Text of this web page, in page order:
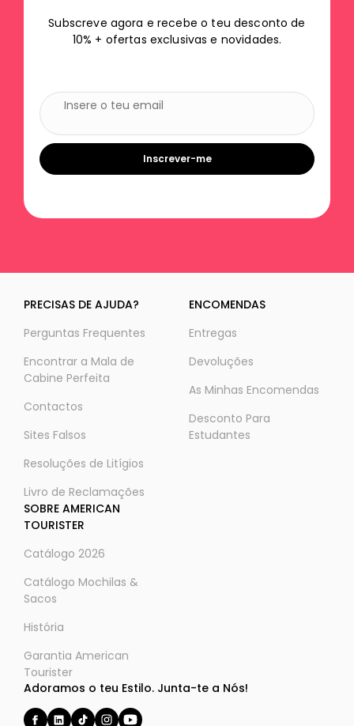
Subscreve agora e recebe o teu desconto de
10% + ofertas exclusivas e novidades.
Inscrever-me
PRECISAS DE AJUDA?
Perguntas Frequentes
Encontrar a Mala de
Cabine Perfeita
Contactos
Sites Falsos
Resoluções de Litígios
Livro de Reclamações
ENCOMENDAS
Entregas
Devoluções
As Minhas Encomendas
Desconto Para
Estudantes
SOBRE AMERICAN
TOURISTER
Catálogo 2026
Catálogo Mochilas &
Sacos
História
Garantia American
Tourister
Adoramos o teu Estilo. Junta-te a Nós!